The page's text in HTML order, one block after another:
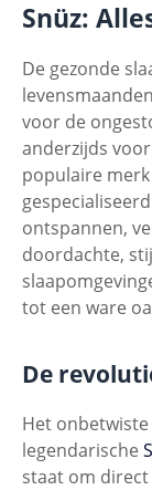
Snüz:
De gezonde
voor de
anderzijds
populaire merk
ontspannen,
doordachte,
tot een ware
De
Het
legendarische
staat om direct